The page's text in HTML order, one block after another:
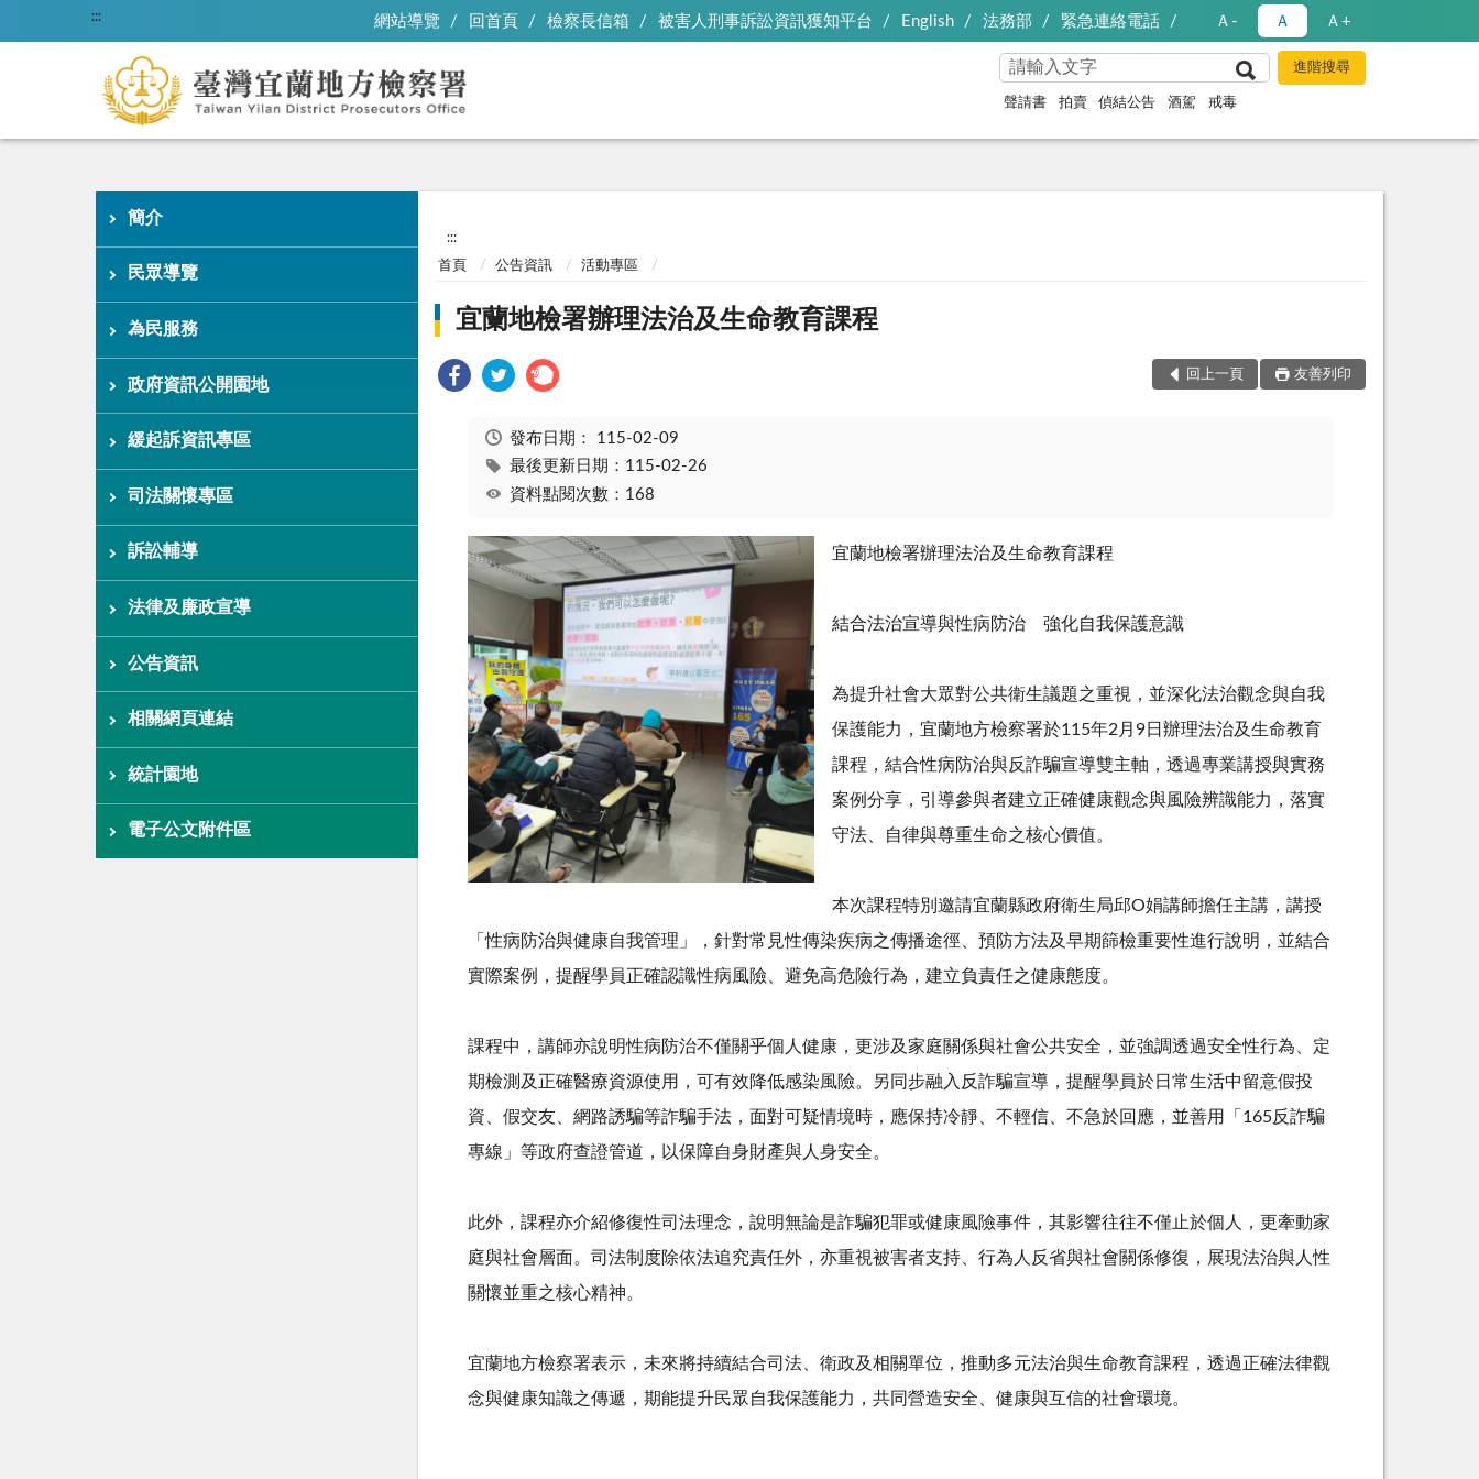
::: 網站導覽 回首頁 檢察長信箱 被害人刑事訴訟資訊獲知平台 English 法務部 緊急連絡電話 Ａ- Ａ Ａ+
聲請書 拍賣 偵結公告 酒駕 戒毒
簡介
民眾導覽
為民服務
政府資訊公開園地
緩起訴資訊專區
司法關懷專區
訴訟輔導
法律及廉政宣導
公告資訊
相關網頁連結
統計園地
電子公文附件區
:::
首頁 公告資訊 活動專區
宜蘭地檢署辦理法治及生命教育課程
回上一頁 友善列印
發布日期： 115-02-09
最後更新日期：115-02-26
資料點閱次數：168
宜蘭地檢署辦理法治及生命教育課程
結合法治宣導與性病防治 強化自我保護意識
為提升社會大眾對公共衛生議題之重視，並深化法治觀念與自我
保護能力，宜蘭地方檢察署於115年2月 9日辦理法治及生命教育
課程，結合性病防治與反詐騙宣導雙主軸，透過專業講授與實務
案例分享，引導參與者建立正確健康觀念與風險辨識能力，落實
守法、自律與尊重生命之核心價值。
本次課程特別邀請宜蘭縣政府衛生局邱O娟講師擔任主講，講授
「性病防治與健康自我管理」，針對常見性傳染疾病之傳播途徑、預防方法及早期篩檢重要性進行說明，並結合
實際案例，提醒學員正確認識性病風險、避免高危險行為，建立負責任之健康態度。
課程中，講師亦說明性病防治不僅關乎個人健康，更涉及家庭關係與社會公共安全，並強調透過安全性行為、定
期檢測及正確醫療資源使用，可有效降低感染風險。另同步融入反詐騙宣導，提醒學員於日常生活中留意假投
資、假交友、網路誘騙等詐騙手法，面對可疑情境時，應保持冷靜、不輕信、不急於回應，並善用「 165反詐騙
專線」等政府查證管道，以保障自身財產與人身安全。
此外，課程亦介紹修復性司法理念，說明無論是詐騙犯罪或健康風險事件，其影響往往不僅止於個人，更牽動家
庭與社會層面。司法制度除依法追究責任外，亦重視被害者支持、行為人反省與社會關係修復，展現法治與人性
關懷並重之核心精神。
宜蘭地方檢察署表示，未來將持續結合司法、衛政及相關單位，推動多元法治與生命教育課程，透過正確法律觀
念與健康知識之傳遞，期能提升民眾自我保護能力，共同營造安全、健康與互信的社會環境。